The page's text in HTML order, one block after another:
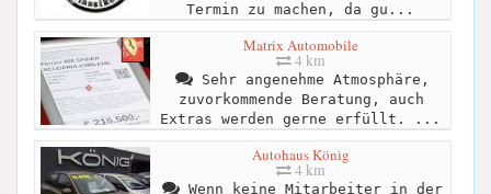
Termin zu machen, da gu...
Matrix Automobile
4 km
Sehr angenehme Atmosphäre,
zuvorkommende Beratung, auch
Extras werden gerne erfüllt. ...
Autohaus König
4 km
Wenn keine Mitarbeiter in der